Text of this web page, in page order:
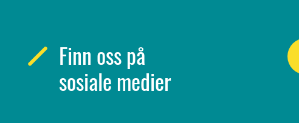
Finn oss på
sosiale medier